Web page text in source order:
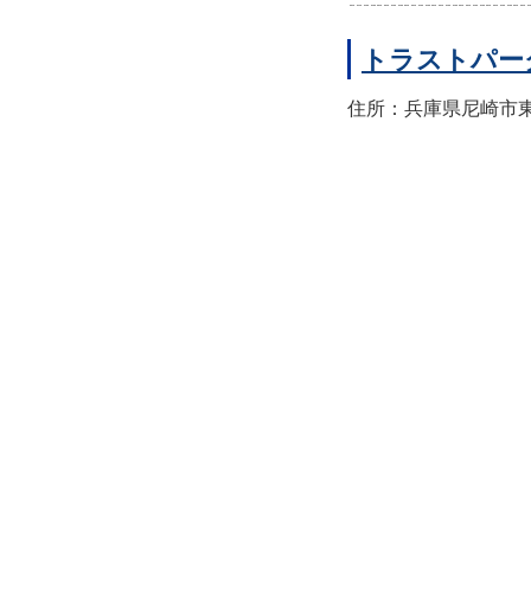
トラストパ
住所：兵庫県尼崎市